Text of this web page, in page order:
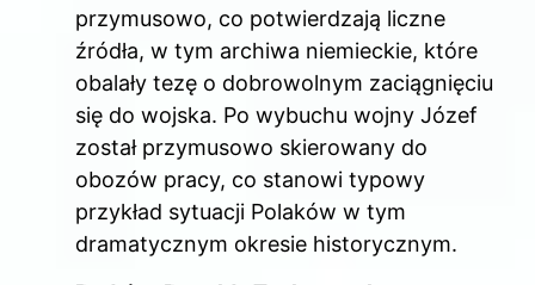
przymusowo, co potwierdzają liczne
źródła, w tym archiwa niemieckie, które
obalały tezę o dobrowolnym zaciągnięciu
się do wojska. Po wybuchu wojny Józef
został przymusowo skierowany do
obozów pracy, co stanowi typowy
przykład sytuacji Polaków w tym
dramatycznym okresie historycznym.